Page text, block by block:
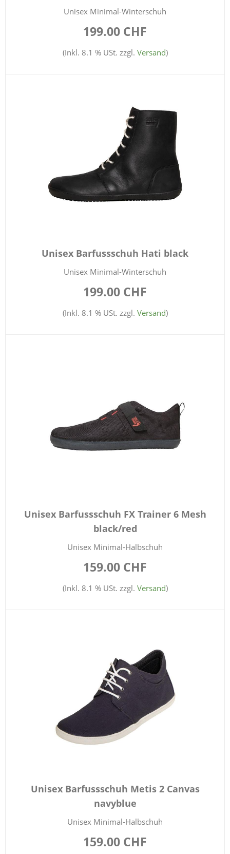
Unisex Minimal-Winterschuh
199.00 CHF
(Inkl. 8.1 % USt. zzgl. Versand)
Unisex Barfussschuh Hati black
Unisex Minimal-Winterschuh
199.00 CHF
(Inkl. 8.1 % USt. zzgl. Versand)
Unisex Barfussschuh FX Trainer 6 Mesh
black/red
Unisex Minimal-Halbschuh
159.00 CHF
(Inkl. 8.1 % USt. zzgl. Versand)
Unisex Barfussschuh Metis 2 Canvas
navyblue
Unisex Minimal-Halbschuh
159.00 CHF